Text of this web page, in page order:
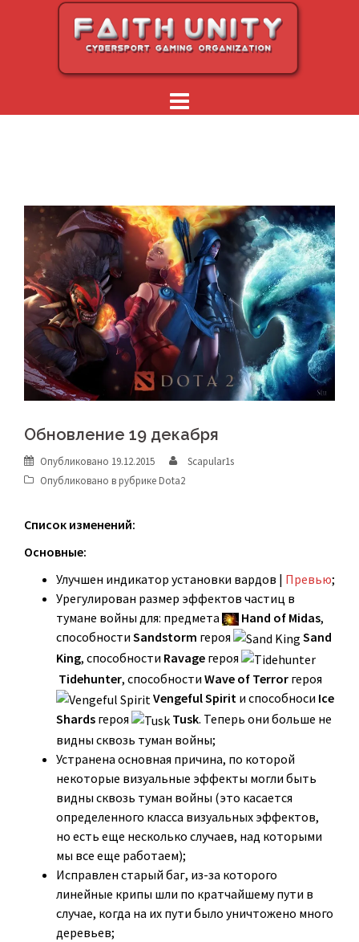
Обновление 19 декабря
Опубликовано 19.12.2015
Scapular1s
Опубликовано в рубрике Dota2
Список изменений:
Основные:
Улучшен индикатор установки вардов | Превью;
Урегулирован размер эффектов частиц в
тумане войны для: предмета
Hand of Midas,
способности Sandstorm героя
Sand
King, способности Ravage героя
Tidehunter, способности Wave of Terror героя
Vengeful Spirit и способноси Ice
Shards героя Tusk. Теперь они больше не
видны сквозь туман войны;
Устранена основная причина, по которой
некоторые визуальные эффекты могли быть
видны сквозь туман войны (это касается
определенного класса визуальных эффектов,
но есть еще несколько случаев, над которыми
мы все еще работаем);
Исправлен старый баг, из-за которого
линейные крипы шли по кратчайшему пути в
случае, когда на их пути было уничтожено много
деревьев;